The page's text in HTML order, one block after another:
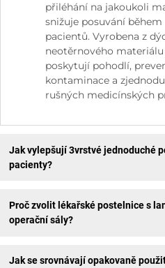
přiléhání na jakoukoli
snižuje posuvání
pacientů. Vyrobena z
neotěrnového
poskytují pohodlí,
kontaminace a
rušných medicínských
Jak vylepšují 3vrstvé jednoduché
pacienty?
Proč zvolit lékařské postelnice s
operační sály?
Jak se srovnávají opakovaně